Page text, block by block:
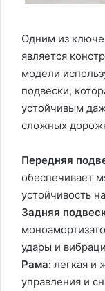
Одним из
является
модели
подвески,
устойчивым
сложных
Передняя
обеспечивает
устойчивость
Задняя
удары и
Рама: легкая и
управления и